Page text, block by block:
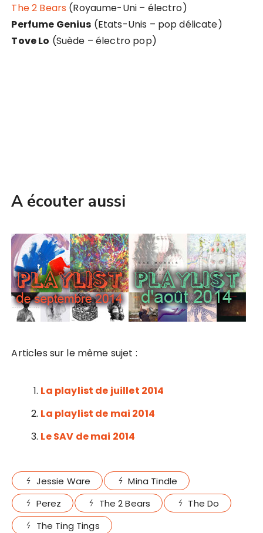
The 2 Bears (Royaume-Uni – électro)
Perfume Genius (Etats-Unis – pop délicate)
Tove Lo (Suède – électro pop)
A écouter aussi
Articles sur le même sujet :
La playlist de juillet 2014
La playlist de mai 2014
Le SAV de mai 2014
Jessie Ware
Mina Tindle
Perez
The 2 Bears
The Do
The Ting Tings